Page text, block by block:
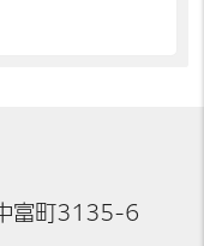
富町3135-6